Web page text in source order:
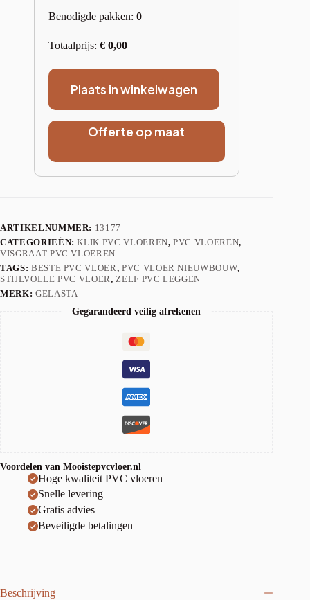
Benodigde pakken: 0
Totaalprijs: € 0,00
Plaats in winkelwagen
Offerte op maat
ARTIKELNUMMER: 13177
CATEGORIEËN:KLIK PVC VLOEREN,PVC VLOEREN,
VISGRAAT PVC VLOEREN
TAGS: BESTE PVC VLOER, PVC VLOER NIEUWBOUW,
STIJLVOLLE PVC VLOER, ZELF PVC LEGGEN
MERK: GELASTA
Gegarandeerd veilig afrekenen
Voordelen van Mooistepvcvloer.nl
Hoge kwaliteit PVC vloeren
Snelle levering
Gratis advies
Beveiligde betalingen
Beschrijving